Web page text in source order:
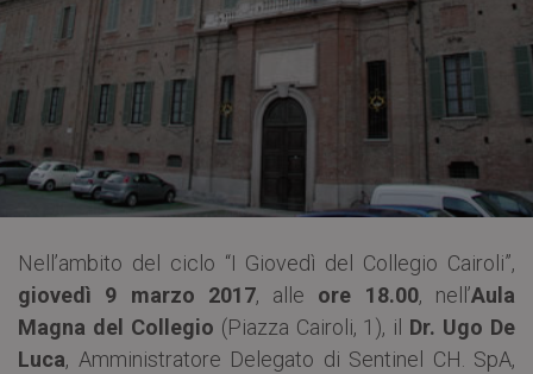
Nell’ambito del ciclo “I Giovedì del Collegio Cairoli”,
giovedì 9 marzo 2017, alle ore 18.00, nell’Aula
Magna del Collegio (Piazza Cairoli, 1), il Dr. Ugo De
Luca, Amministratore Delegato di Sentinel CH. SpA,